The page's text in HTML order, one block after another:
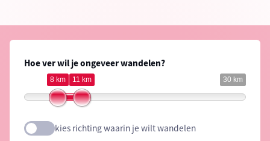
Hoe ver wil je ongeveer wandelen?
30 km
8 km 11 km
kies richting waarin je wilt wandelen